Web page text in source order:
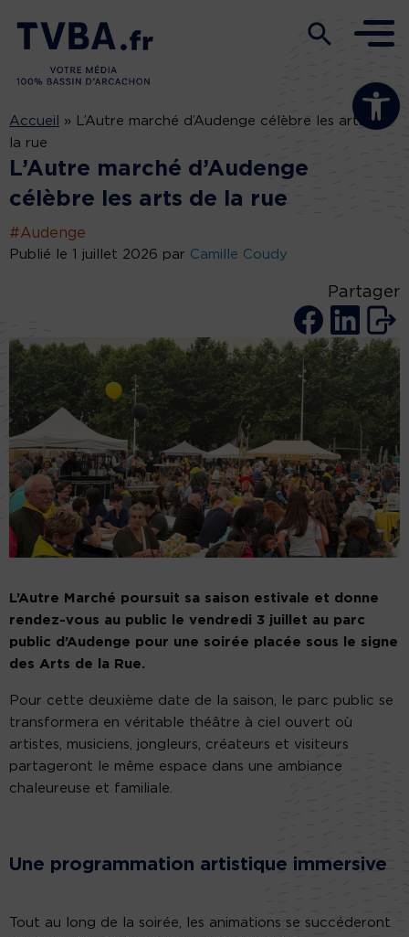
Ouvrir la
Accueil »
L’Autre marché d’Audenge célèbre les arts de
la rue
L’Autre marché d’Audenge
célèbre les arts de la rue
#Audenge
Publié le 1 juillet 2026 par Camille Coudy
Partager
L’Autre Marché poursuit sa saison estivale et donne
rendez-vous au public le vendredi 3 juillet au parc
public d’Audenge pour une soirée placée sous le signe
des Arts de la Rue.
Pour cette deuxième date de la saison, le parc public se
transformera en véritable théâtre à ciel ouvert où
artistes, musiciens, jongleurs, créateurs et visiteurs
partageront le même espace dans une ambiance
chaleureuse et familiale.
Une programmation artistique immersive
Tout au long de la soirée, les animations se succéderont